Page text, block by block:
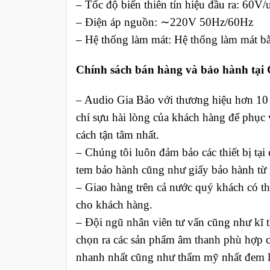
– Tốc độ biến thiên tín hiệu đầu ra: 60V/
– Điện áp nguồn: ∼220V 50Hz/60Hz
– Hệ thống làm mát: Hệ thống làm mát
Chính sách bán hàng và bảo hành tại
– Audio Gia Bảo với thương hiệu hơn
chí sựu hài lòng của khách hàng để
cách tận tâm nhất.
– Chúng tôi luôn đảm bảo các thiết bị
tem bảo hành cũng như giấy bảo hành từ
– Giao hàng trên cả nước quý khách có
cho khách hàng.
– Đội ngũ nhân viên tư vấn cũng như kĩ
chọn ra các sản phẩm âm thanh phù
nhanh nhất cũng như thẩm mỹ nhất